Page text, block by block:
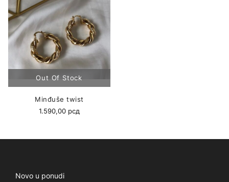
Minđuše twist
1.590,00 рсд
Novo u ponudi